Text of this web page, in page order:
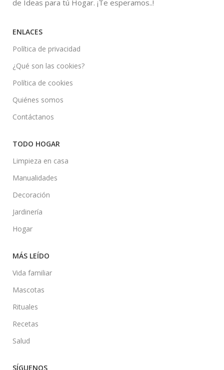
de Ideas para tú Hogar. ¡Te esperamos..!
ENLACES
Política de privacidad
¿Qué son las cookies?
Política de cookies
Quiénes somos
Contáctanos
TODO HOGAR
Limpieza en casa
Manualidades
Decoración
Jardinería
Hogar
MÁS LEÍDO
Vida familiar
Mascotas
Rituales
Recetas
Salud
SÍGUENOS